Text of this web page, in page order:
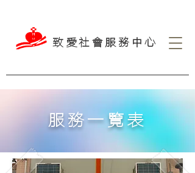
致愛社會服務中心
服務一覽表